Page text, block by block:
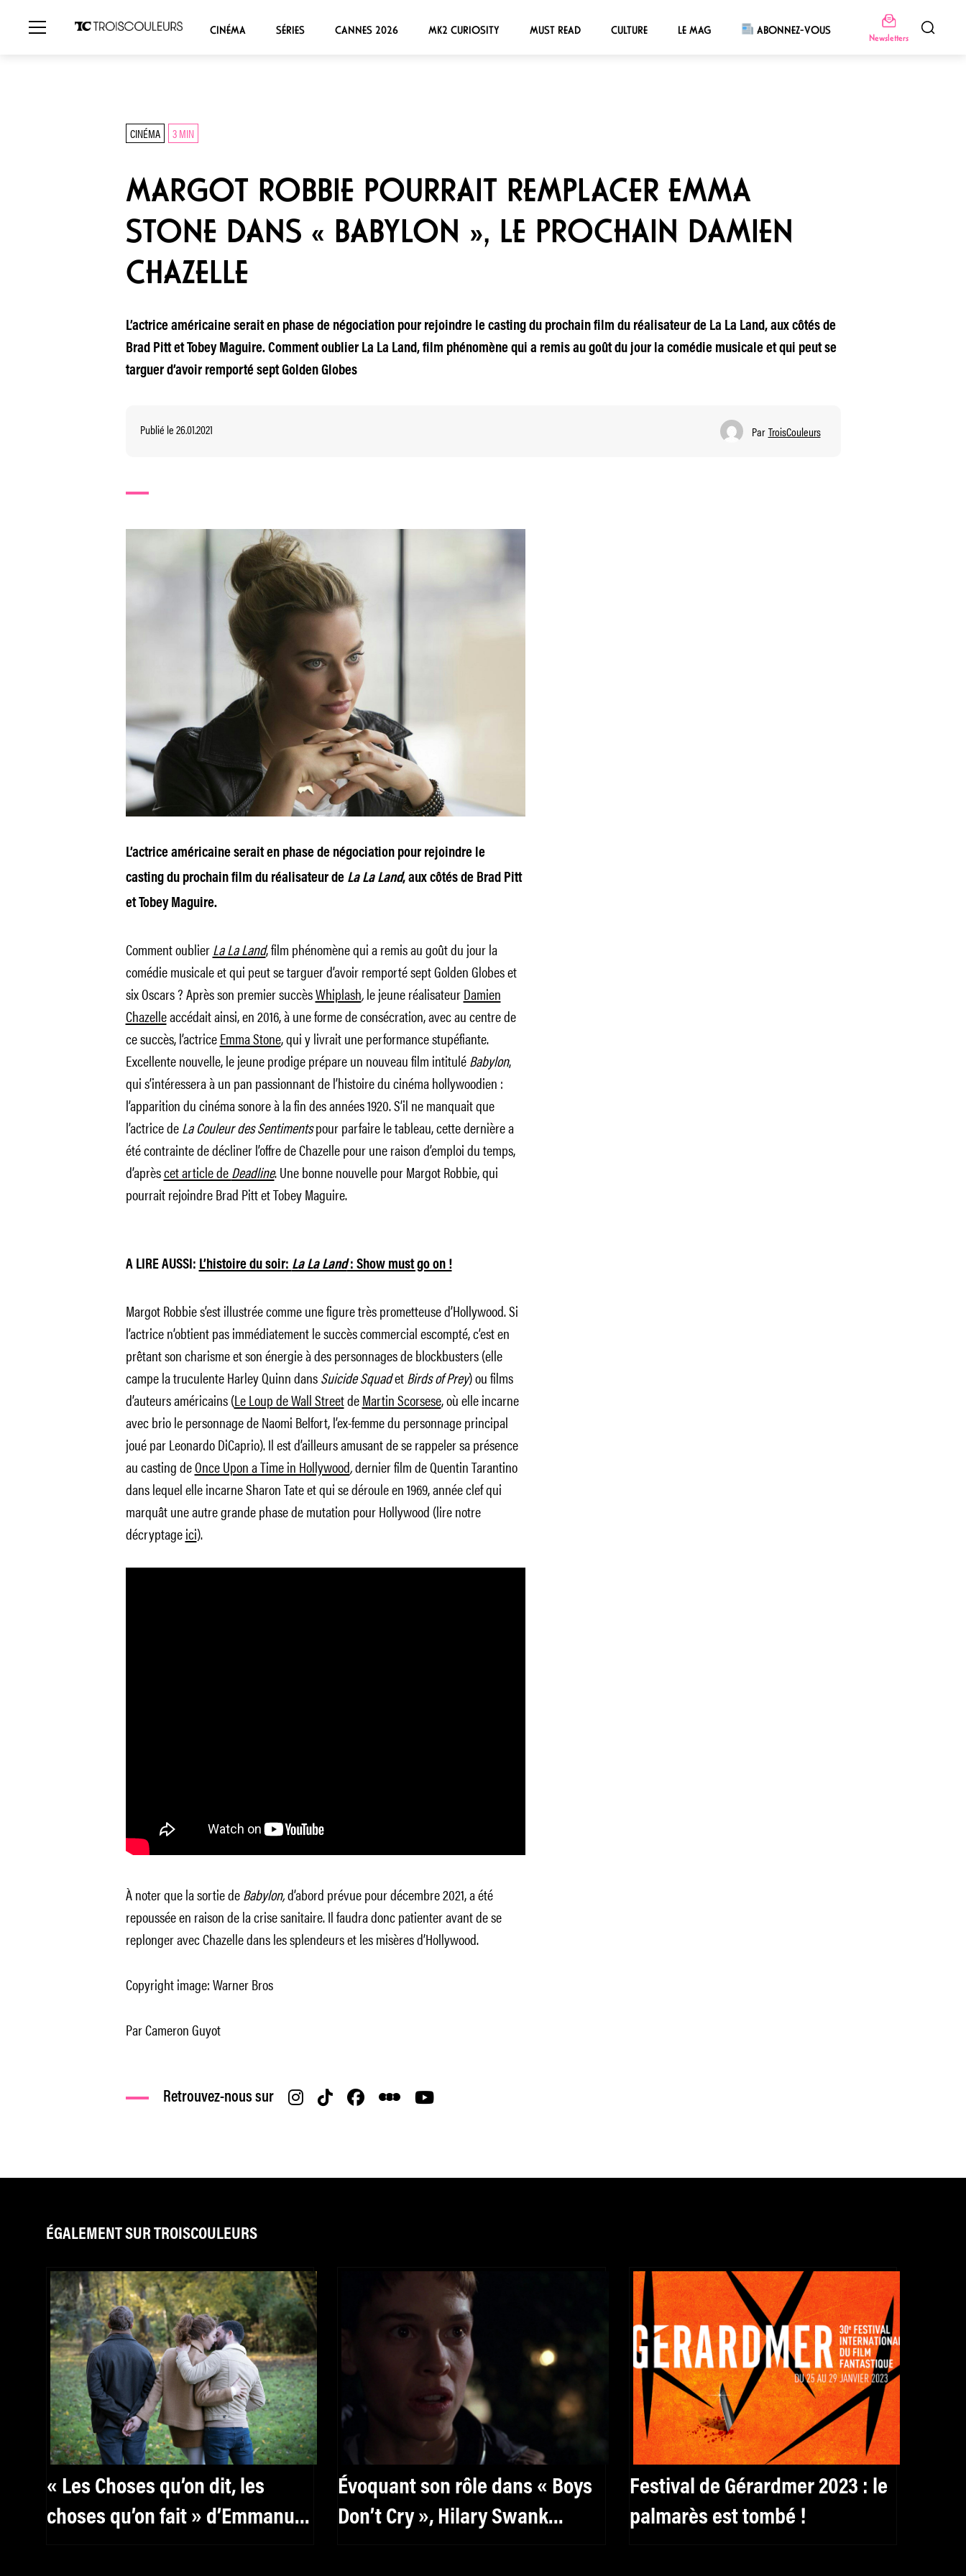
CINÉMA SÉRIES CANNES 2026 MK2 CURIOSITY MUST READ CULTURE LE MAG ABONNEZ-VOUS
Newsletters
CINÉMA 3 MIN
MARGOT ROBBIE POURRAIT REMPLACER EMMA
STONE DANS « BABYLON », LE PROCHAIN DAMIEN
CHAZELLE
L’actrice américaine serait en phase de négociation pour rejoindre le casting du prochain film du réalisateur de La La Land, aux côtés de
Brad Pitt et Tobey Maguire. Comment oublier La La Land, film phénomène qui a remis au goût du jour la comédie musicale et qui peut se
targuer d’avoir remporté sept Golden Globes
Publié le 26.01.2021 Par TroisCouleurs
L’actrice américaine serait en phase de négociation pour rejoindre le
casting du prochain film du réalisateur de La La Land, aux côtés de Brad Pitt
et Tobey Maguire.
Comment oublierLa La Land, film phénomène qui a remis au goût du jour la
comédie musicale et qui peut se targuer d’avoir remporté sept Golden Globes et
six Oscars ? Après son premier succèsWhiplash,le jeune réalisateurDamien
Chazelleaccédait ainsi, en 2016, à une forme de consécration, avec au centre de
ce succès, l’actriceEmma Stone, qui y livrait une performance stupéfiante.
Excellente nouvelle, le jeune prodige prépare un nouveau film intituléBabylon,
qui s’intéressera à un pan passionnant de l’histoire du cinéma hollywoodien :
l’apparition du cinéma sonore à la fin des années 1920. S’il ne manquait que
l’actrice deLa Couleur des Sentimentspour parfaire le tableau, cette dernière a
été contrainte de décliner l’offre de Chazelle pour une raison d’emploi du temps,
d’aprèscet article deDeadline. Une bonne nouvelle pour Margot Robbie, qui
pourrait rejoindre Brad Pitt et Tobey Maguire.
A LIRE AUSSI: L’histoire du soir: La La Land: Show must go on !
Margot Robbie s’est illustrée comme une figure très prometteuse d’Hollywood. Si
l’actrice n’obtient pas immédiatement le succès commercial escompté, c’est en
prêtant son charisme et son énergie à des personnages de blockbusters (elle
campe la truculente Harley Quinn dansSuicide SquadetBirds of Prey) ou films
d’auteurs américains (Le Loup de Wall StreetdeMartin Scorsese, où elle incarne
avec brio le personnage de Naomi Belfort, l’ex-femme du personnage principal
joué par Leonardo DiCaprio). Il est d’ailleurs amusant de se rappeler sa présence
au casting deOnce Upon a Time in Hollywood,dernier film de Quentin Tarantino
dans lequel elle incarne Sharon Tate et qui se déroule en 1969, année clef qui
marquât une autre grande phase de mutation pour Hollywood (lire notre
décryptageici).
À noter que la sortie deBabylon,d’abord prévue pour décembre 2021, a été
repoussée en raison de la crise sanitaire. Il faudra donc patienter avant de se
replonger avec Chazelle dans les splendeurs et les misères d’Hollywood.
Copyright image: Warner Bros
Par Cameron Guyot
Retrouvez-nous sur
ÉGALEMENT SUR TROISCOULEURS
« Les Choses qu’on dit, les
choses qu’on fait » d’Emmanuel
Évoquant son rôle dans « Boys
Don’t Cry », Hilary Swank
Festival de Gérardmer 2023 : le
palmarès est tombé !